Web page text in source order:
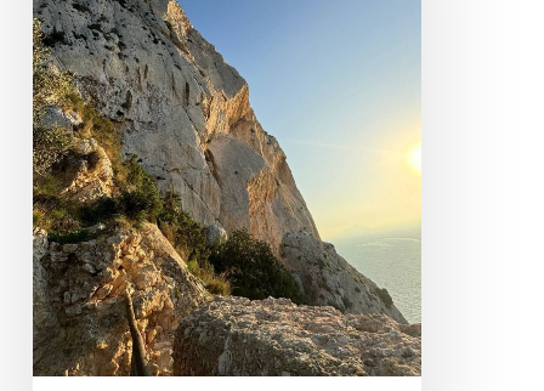
СТЕН
И
КАРТЫ
ЦИ
МЭНЬ